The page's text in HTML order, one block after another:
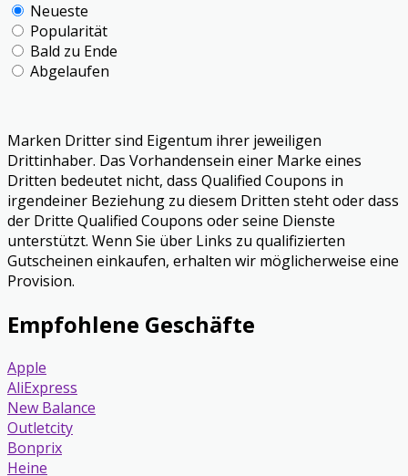
Neueste
Popularität
Bald zu Ende
Abgelaufen
Marken Dritter sind Eigentum ihrer jeweiligen
Drittinhaber. Das Vorhandensein einer Marke eines
Dritten bedeutet nicht, dass Qualified Coupons in
irgendeiner Beziehung zu diesem Dritten steht oder dass
der Dritte Qualified Coupons oder seine Dienste
unterstützt. Wenn Sie über Links zu qualifizierten
Gutscheinen einkaufen, erhalten wir möglicherweise eine
Provision.
Empfohlene Geschäfte
Apple
AliExpress
New Balance
Outletcity
Bonprix
Heine